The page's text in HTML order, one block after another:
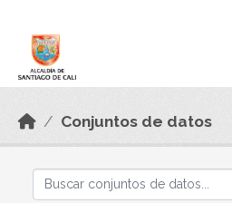
Conjuntos de datos